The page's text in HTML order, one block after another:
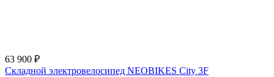
63 900 ₽
Складной электровелосипед NEOBIKES City 3F